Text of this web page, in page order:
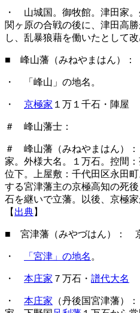
・ 山城国。御牧館。津田家。
関ヶ原の合戦の後に、津田高
し、乱暴狼藉を働いたとして改
■ 峰山藩（みねやまはん）
・ 「峰山」の地名。
・ 京極家 １万１千石・陣屋
＃ 峰山藩士：
＃ 峰山藩（みねやまはん）
家。外様大名。１万石。控間
位下。上屋敷：千代田区永田
する宮津藩主の京極高知の死
石を継いで立藩。以後、京極
【 出典】
■ 宮津藩（みやづはん）：
・ 「宮津」の地名 。
・ 本庄家 ７万石・ 譜代大名
・ 本庄家 （丹後国宮津藩）